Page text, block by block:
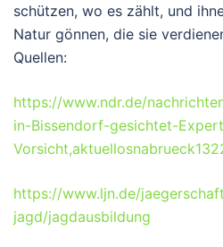
schützen, wo es zählt, und
Natur gönnen, die sie
Quellen:
https://www.ndr.de/
in-Bissendorf-gesichtet-
https://www.ljn.de/
jagd/jagdausbildung